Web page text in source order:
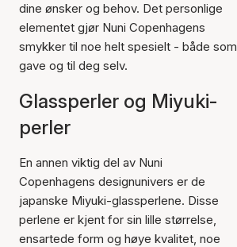
dine ønsker og behov. Det personlige
elementet gjør Nuni Copenhagens
smykker til noe helt spesielt - både som
gave og til deg selv.
Glassperler og Miyuki-
perler
En annen viktig del av Nuni
Copenhagens designunivers er de
japanske Miyuki-glassperlene. Disse
perlene er kjent for sin lille størrelse,
ensartede form og høye kvalitet, noe